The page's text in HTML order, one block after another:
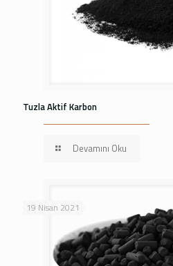
Tuzla Aktif Karbon
Devamını Oku
19 Nisan 2021